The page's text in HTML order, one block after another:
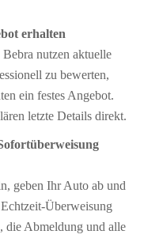
erhalten
nutzen aktuelle
zu bewerten,
ein festes Angebot.
letzte Details direkt.
geben Ihr Auto ab und
Überweisung
die Abmeldung und alle